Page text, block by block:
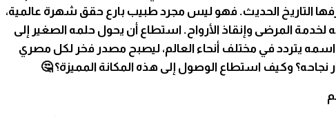
التاريخ الحديث. فهو ليس مجرد طبيب بارع حقق شهرة عالمية،
المرضى وإنقاذ الأرواح. استطاع أن يحول حلمه الصغير إلى
اسمه يتردد في مختلف أنحاء العالم، ليصبح مصدر فخر لكل مصري
وكيف استطاع الوصول إلى هذه المكانة المميزة؟ 🤔